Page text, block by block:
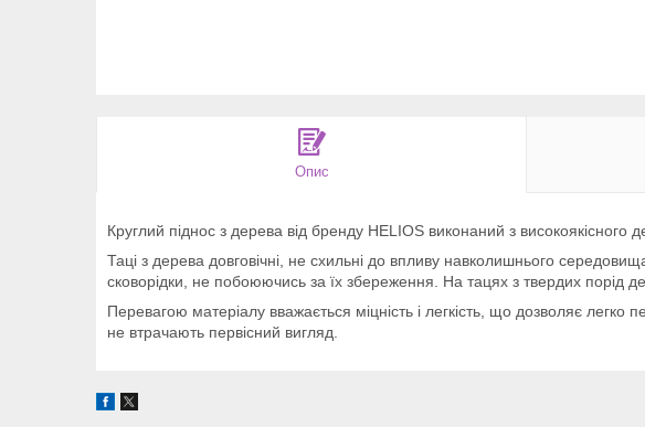
Опис
Круглий піднос з дерева від бренду HELIOS виконаний з
Таці з дерева довговічні, не схильні до впливу навколишнього
сковорідки, не побоюючись за їх збереження. На тацях з твердих порід
Перевагою матеріалу вважається міцність і легкість, що дозволяє легко
не втрачають первісний вигляд.